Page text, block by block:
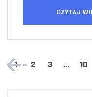
CZYTAJ
1 2 3 … 10